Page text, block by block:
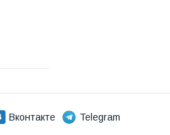
Вконтакте
Telegram